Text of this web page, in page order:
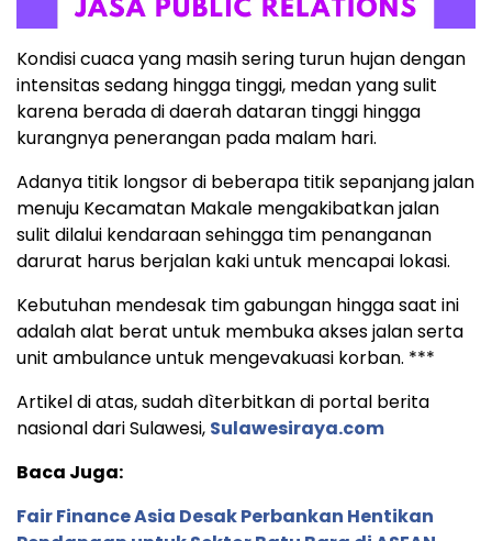
Kondisi cuaca yang masih sering turun hujan dengan
intensitas sedang hingga tinggi, medan yang sulit
karena berada di daerah dataran tinggi hingga
kurangnya penerangan pada malam hari.
Adanya titik longsor di beberapa titik sepanjang jalan
menuju Kecamatan Makale mengakibatkan jalan
sulit dilalui kendaraan sehingga tim penanganan
darurat harus berjalan kaki untuk mencapai lokasi.
Kebutuhan mendesak tim gabungan hingga saat ini
adalah alat berat untuk membuka akses jalan serta
unit ambulance untuk mengevakuasi korban. ***
Artikel di atas, sudah dìterbitkan di portal berita
nasional dari Sulawesi, Sulawesiraya.com
Baca Juga:
Fair Finance Asia Desak Perbankan Hentikan